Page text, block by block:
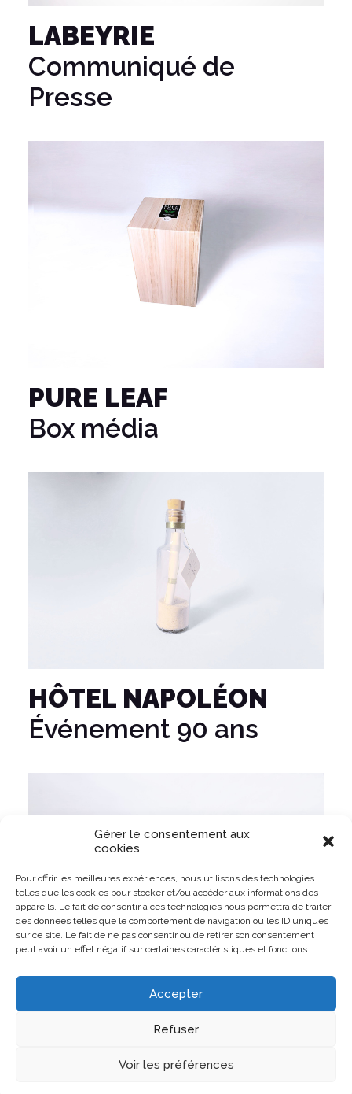
Gérer le consentement aux
cookies
Pour offrir les meilleures expériences, nous utilisons des technologies
telles que les cookies pour stocker et/ou accéder aux informations des
appareils. Le fait de consentir à ces technologies nous permettra de traiter
des données telles que le comportement de navigation ou les ID uniques
sur ce site. Le fait de ne pas consentir ou de retirer son consentement
peut avoir un effet négatif sur certaines caractéristiques et fonctions.
Accepter
Refuser
Voir les préférences
LABEYRIE
Communiqué de
Presse
PURE LEAF
Box média
HÔTEL NAPOLÉON
Événement 90 ans
Box média